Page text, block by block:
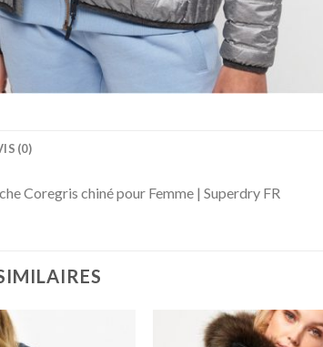
(0)
Coregris chiné pour Femme | Superdry FR